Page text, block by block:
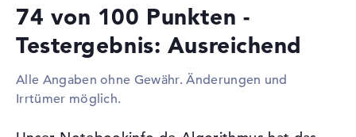
Netzwerk
WLAN
802.11a, 802.11b, 802.11g,
802.11n, 802.11ac
Bluetooth
Bluetooth 4.2
Erweiterung / Konnektivität
Schnittstellen
2 x USB 2.0, 1 x USB 3.1 - Typ
eingesetzt. Der Hersteller ermöglicht in diesem Laptop
Grau 81H300BBGE liefert eine Festplatte
Diese Schnittstellen und Funkverbindungen sind an
74 von 100 Punkten -
Testergebnis: Ausreichend
Alle Angaben ohne Gewähr. Änderungen und
Irrtümer möglich.